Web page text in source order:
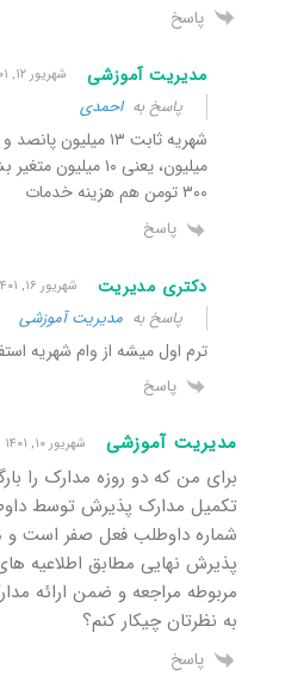
پاسخ
مدیریت آموزشی شهریور ۱۲, ۱۴۰۱ ۵:۰۲ ب٫ظ
پاسخ بهاحمدی
شهریه ثابت ۱۳
۳۰۰ تومن هم هزینه خدمات
پاسخ
دکتری مدیریت شهریور ۱۶, ۱۴۰۱ ۹:۵۰ ب٫ظ
پاسخ به مدیریت آموزشی
ترم اول میشه از وام شهریه
پاسخ
مدیریت آموزشی شهریور ۱۰, ۱۴۰۱ ۴:۴۱ ب٫ظ
برای من که دو روزه مدارک را
تکمیل مدارک پذیرش توسط
شماره داوطلب فعل صفر است و
پذیرش نهایی مطابق اطلاعیه
مربوطه مراجعه و ضمن ارائه
به نظرتان چیکار کنم؟
پاسخ